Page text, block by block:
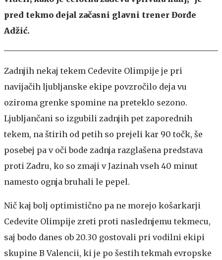
pred tekmo dejal začasni glavni trener Đorđe
Adžić.
Zadnjih nekaj tekem Cedevite Olimpije je pri
navijačih ljubljanske ekipe povzročilo deja vu
oziroma grenke spomine na preteklo sezono.
Ljubljančani so izgubili zadnjih pet zaporednih
tekem, na štirih od petih so prejeli kar 90 točk, še
posebej pa v oči bode zadnja razglašena predstava
proti Zadru, ko so zmaji v Jazinah vseh 40 minut
namesto ognja bruhali le pepel.
Nič kaj bolj optimistično pa ne morejo košarkarji
Cedevite Olimpije zreti proti naslednjemu tekmecu,
saj bodo danes ob 20.30 gostovali pri vodilni ekipi
skupine B Valencii, ki je po šestih tekmah evropske